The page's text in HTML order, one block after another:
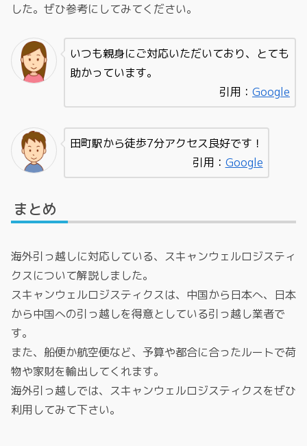
した。ぜひ参考にしてみてください。
いつも親身にご対応いただいており、とても
助かっています。
引用： Google
田町駅から徒歩7分アクセス良好です！
引用： Google
まとめ
海外引っ越しに対応している、スキャンウェルロジスティ
クスについて解説しました。
スキャンウェルロジスティクスは、中国から日本へ、日本
から中国への引っ越しを得意としている引っ越し業者で
す。
また、船便か航空便など、予算や都合に合ったルートで荷
物や家財を輸出してくれます。
海外引っ越しでは、スキャンウェルロジスティクスをぜひ
利用してみて下さい。